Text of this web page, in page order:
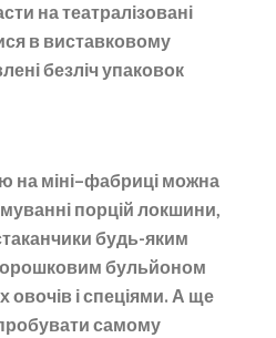
на театралізовані
в виставковому
безліч упаковок
на міні–фабриці можна
порцій локшини,
будь-яким
бульйоном
овочів і спеціями. А ще
самому